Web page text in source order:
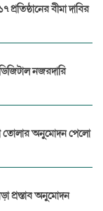
প্রতিষ্ঠানের বীমা দাবির
নজরদারি
তোলার অনুমোদন পেলো
প্রস্তাব অনুমোদন